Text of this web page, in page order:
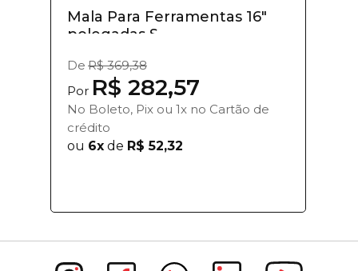
Mala Para Ferramentas 16"
polegadas S...
De R$ 369,38
Por R$ 282,57
No Boleto, Pix ou 1x no Cartão de
crédito
ou 6x de R$ 52,32